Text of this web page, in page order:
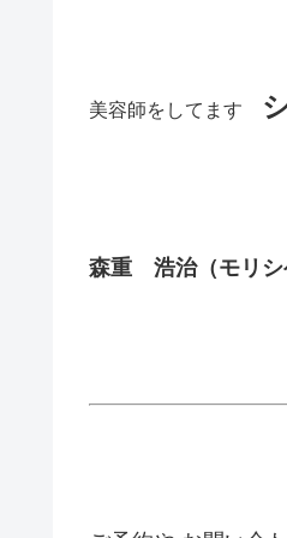
美容師をしてます
森重 浩治（モリ